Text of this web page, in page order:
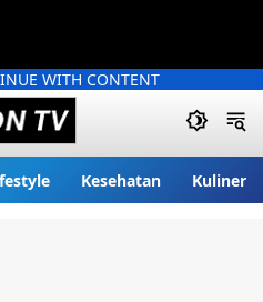
WITH CONTENT
Kesehatan Kuliner